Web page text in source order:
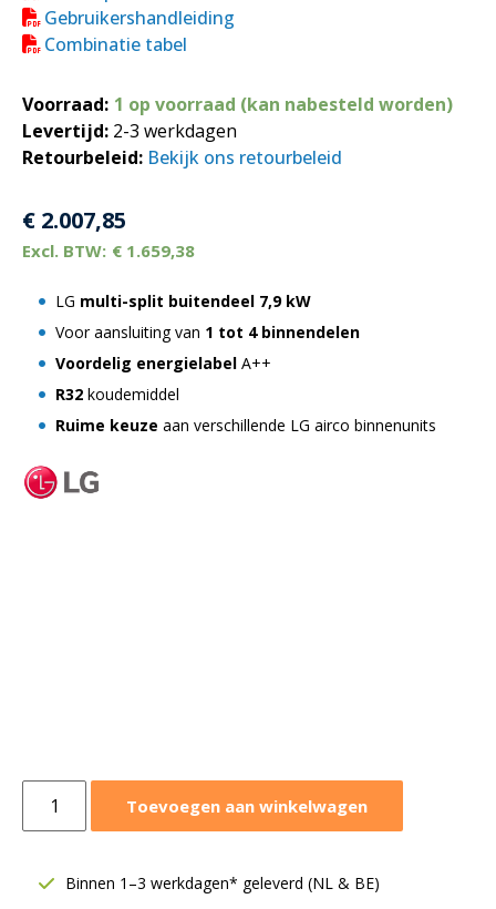
Gebruikershandleiding
Combinatie tabel
Voorraad: 1 op voorraad (kan nabesteld worden)
Levertijd: 2-3 werkdagen
Retourbeleid: Bekijk ons retourbeleid
€ 2.007,85
€ 1.659,38
LG multi-split buitendeel 7,9 kW
Voor aansluiting van 1 tot 4 binnendelen
Voordelig energielabel A++
R32 koudemiddel
Ruime keuze aan verschillende LG airco binnenunits
buitenunit
Toevoegen aan winkelwagen
Binnen 1–3 werkdagen* geleverd (NL & BE)